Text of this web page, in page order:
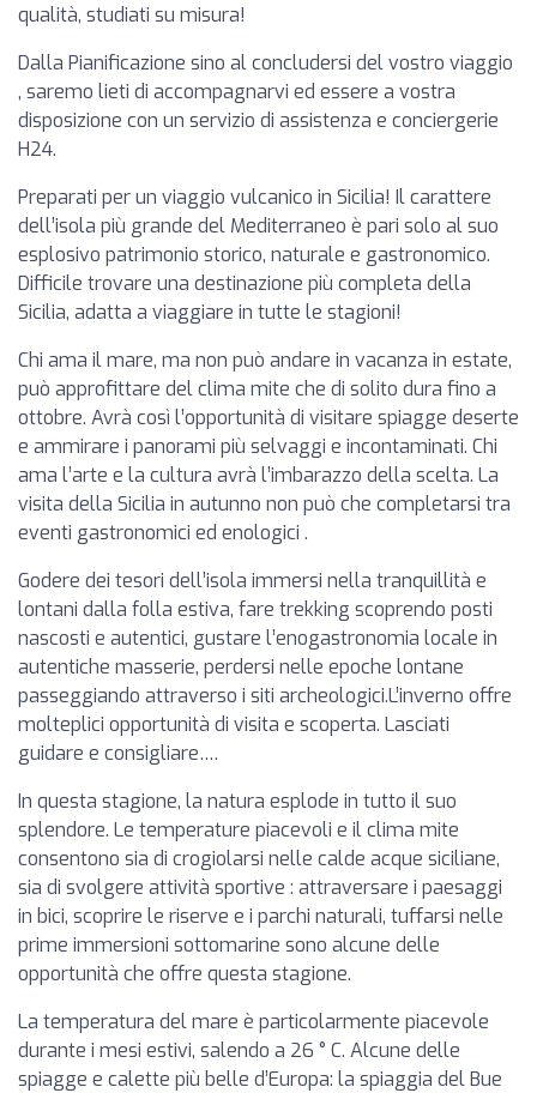
qualità, studiati su misura!
Dalla Pianificazione sino al concludersi del vostro viaggio
, saremo lieti di accompagnarvi ed essere a vostra
disposizione con un servizio di assistenza e conciergerie
H24.
Preparati per un viaggio vulcanico in Sicilia! Il carattere
dell’isola più grande del Mediterraneo è pari solo al suo
esplosivo patrimonio storico, naturale e gastronomico.
Difficile trovare una destinazione più completa della
Sicilia, adatta a viaggiare in tutte le stagioni!
Chi ama il mare, ma non può andare in vacanza in estate,
può approfittare del clima mite che di solito dura fino a
ottobre. Avrà così l’opportunità di visitare spiagge deserte
e ammirare i panorami più selvaggi e incontaminati. Chi
ama l’arte e la cultura avrà l’imbarazzo della scelta. La
visita della Sicilia in autunno non può che completarsi tra
eventi gastronomici ed enologici .
Godere dei tesori dell’isola immersi nella tranquillità e
lontani dalla folla estiva, fare trekking scoprendo posti
nascosti e autentici, gustare l’enogastronomia locale in
autentiche masserie, perdersi nelle epoche lontane
passeggiando attraverso i siti archeologici.L’inverno offre
molteplici opportunità di visita e scoperta. Lasciati
guidare e consigliare….
In questa stagione, la natura esplode in tutto il suo
splendore. Le temperature piacevoli e il clima mite
consentono sia di crogiolarsi nelle calde acque siciliane,
sia di svolgere attività sportive : attraversare i paesaggi
in bici, scoprire le riserve e i parchi naturali, tuffarsi nelle
prime immersioni sottomarine sono alcune delle
opportunità che offre questa stagione.
La temperatura del mare è particolarmente piacevole
durante i mesi estivi, salendo a 26 ° C. Alcune delle
spiagge e calette più belle d’Europa: la spiaggia del Bue